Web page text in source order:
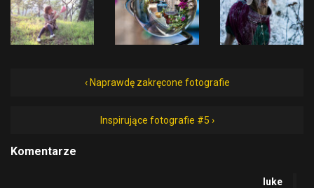
‹ Naprawdę zakręcone fotografie
Inspirujące fotografie #5 ›
Komentarze
luke